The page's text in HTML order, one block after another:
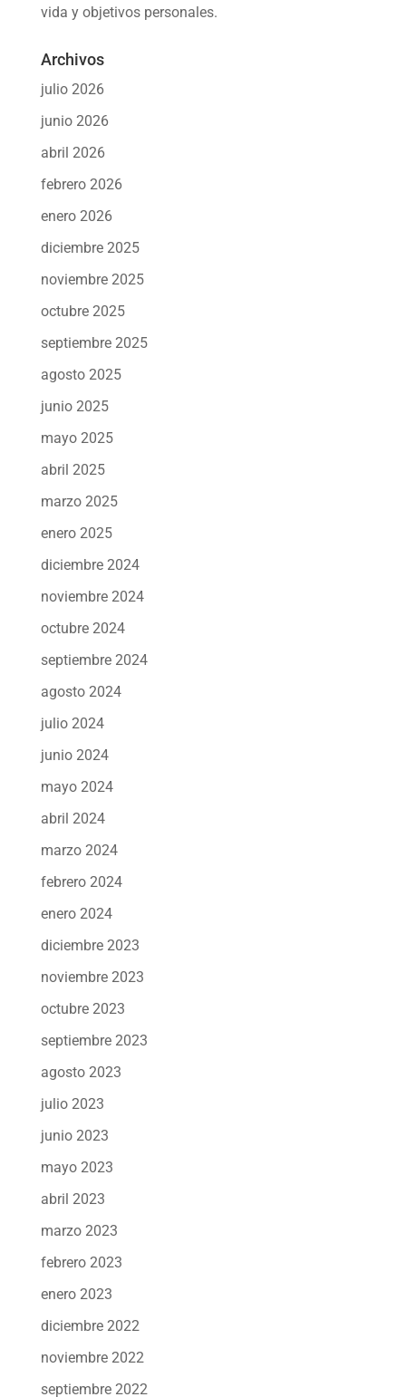
vida y objetivos personales.
Archivos
julio 2026
junio 2026
abril 2026
febrero 2026
enero 2026
diciembre 2025
noviembre 2025
octubre 2025
septiembre 2025
agosto 2025
junio 2025
mayo 2025
abril 2025
marzo 2025
enero 2025
diciembre 2024
noviembre 2024
octubre 2024
septiembre 2024
agosto 2024
julio 2024
junio 2024
mayo 2024
abril 2024
marzo 2024
febrero 2024
enero 2024
diciembre 2023
noviembre 2023
octubre 2023
septiembre 2023
agosto 2023
julio 2023
junio 2023
mayo 2023
abril 2023
marzo 2023
febrero 2023
enero 2023
diciembre 2022
noviembre 2022
septiembre 2022